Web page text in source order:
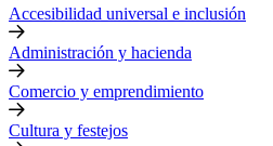
Accesibilidad universal e inclusión
Administración y hacienda
Comercio y emprendimiento
Cultura y festejos